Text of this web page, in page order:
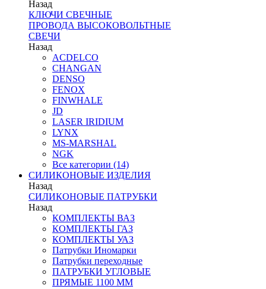
Назад
КЛЮЧИ СВЕЧНЫЕ
ПРОВОДА ВЫСОКОВОЛЬТНЫЕ
СВЕЧИ
Назад
ACDELCO
CHANGAN
DENSO
FENOX
FINWHALE
JD
LASER IRIDIUM
LYNX
MS-MARSHAL
NGK
Все категории (14)
СИЛИКОНОВЫЕ ИЗДЕЛИЯ
Назад
СИЛИКОНОВЫЕ ПАТРУБКИ
Назад
КОМПЛЕКТЫ ВАЗ
КОМПЛЕКТЫ ГАЗ
КОМПЛЕКТЫ УАЗ
Патрубки Иномарки
Патрубки переходные
ПАТРУБКИ УГЛОВЫЕ
ПРЯМЫЕ 1100 ММ